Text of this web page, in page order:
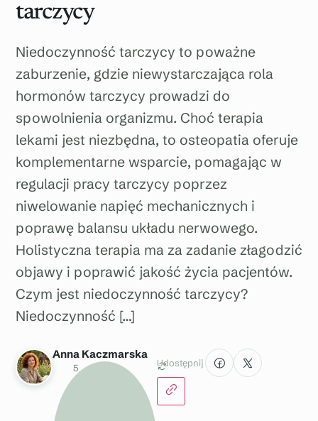
tarczycy
Niedoczynność tarczycy to poważne
zaburzenie, gdzie niewystarczająca rola
hormonów tarczycy prowadzi do
spowolnienia organizmu. Choć terapia
lekami jest niezbędna, to osteopatia oferuje
komplementarne wsparcie, pomagając w
regulacji pracy tarczycy poprzez
niwelowanie napięć mechanicznych i
poprawę balansu układu nerwowego.
Holistyczna terapia ma za zadanie złagodzić
objawy i poprawić jakość życia pacjentów.
Czym jest niedoczynność tarczycy?
Niedoczynność […]
Anna Kaczmarska
5
g
Udostępnij